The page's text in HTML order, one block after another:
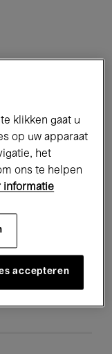
Global Music
klikken gaat u
op uw apparaat
het
ons te helpen
informatie
accepteren